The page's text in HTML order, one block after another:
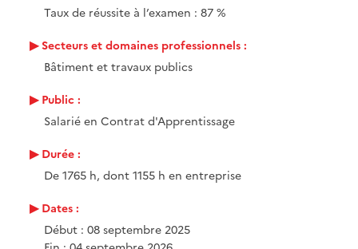
Taux de réussite à l’examen : 87 %
Secteurs et domaines professionnels :
Bâtiment et travaux publics
Public :
Salarié en Contrat d'Apprentissage
Durée :
De 1765 h, dont 1155 h en entreprise
Dates :
Début : 08 septembre 2025